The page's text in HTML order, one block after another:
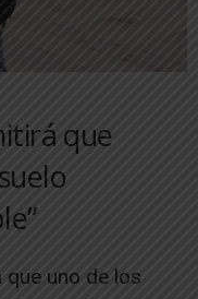
que
uno de los